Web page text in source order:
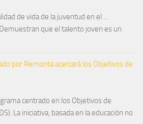
de vida de la juventud en el ...
que el talento joven es un
por Remonta acercará los Objetivos de
centrado en los Objetivos de
La iniciativa, basada en la educación no